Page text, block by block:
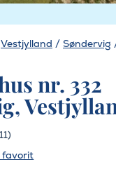
Vestjylland / Søndervig
nr. 332
favorit